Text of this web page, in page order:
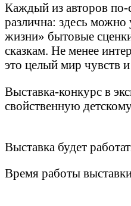
Каждый из авторов по-
различна: здесь
жизни» бытовые
сказкам. Не менее
это целый мир чувств
Выставка-конкурс в
свойственную
Выставка будет
Время работы